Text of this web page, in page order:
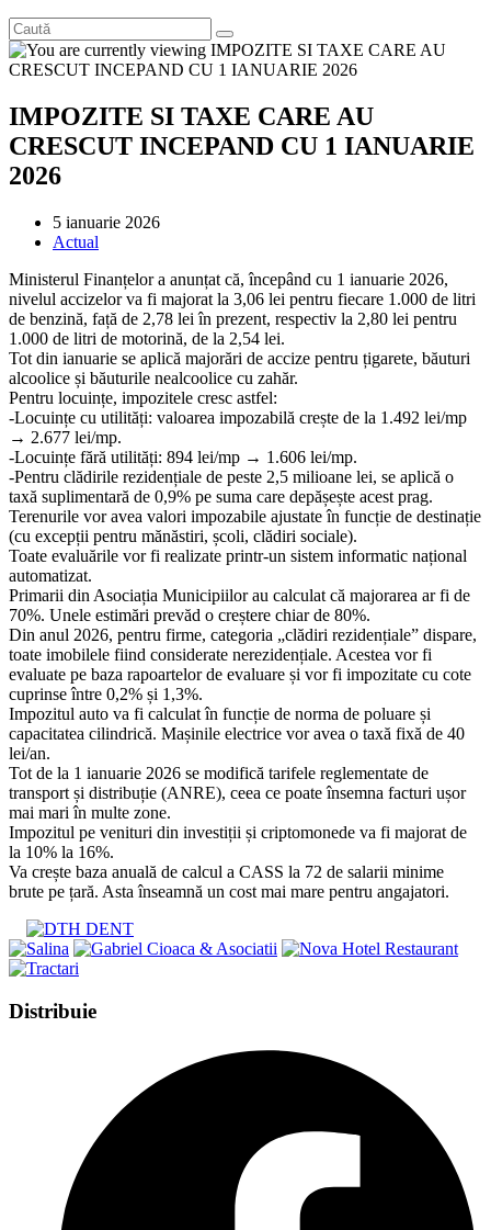
IMPOZITE SI TAXE CARE AU
CRESCUT INCEPAND CU 1 IANUARIE
2026
Post
published:
5 ianuarie 2026
Post
Actual
Ministerul Finanțelor a anunțat că, începând cu 1 ianuarie 2026,
nivelul accizelor va fi majorat la 3,06 lei pentru fiecare 1.000 de litri
de benzină, față de 2,78 lei în prezent, respectiv la 2,80 lei pentru
1.000 de litri de motorină, de la 2,54 lei.
Tot din ianuarie se aplică majorări de accize pentru țigarete, băuturi
alcoolice și băuturile nealcoolice cu zahăr.
Pentru locuințe, impozitele cresc astfel:
-Locuințe cu utilități: valoarea impozabilă crește de la 1.492 lei/mp
→ 2.677 lei/mp.
-Locuințe fără utilități: 894 lei/mp → 1.606 lei/mp.
-Pentru clădirile rezidențiale de peste 2,5 milioane lei, se aplică o
taxă suplimentară de 0,9% pe suma care depășește acest prag.
Terenurile vor avea valori impozabile ajustate în funcție de destinație
(cu excepții pentru mănăstiri, școli, clădiri sociale).
Toate evaluările vor fi realizate printr-un sistem informatic național
automatizat.
Primarii din Asociația Municipiilor au calculat că majorarea ar fi de
70%. Unele estimări prevăd o creștere chiar de 80%.
Din anul 2026, pentru firme, categoria „clădiri rezidențiale” dispare,
toate imobilele fiind considerate nerezidențiale. Acestea vor fi
evaluate pe baza rapoartelor de evaluare și vor fi impozitate cu cote
cuprinse între 0,2% și 1,3%.
Impozitul auto va fi calculat în funcție de norma de poluare și
capacitatea cilindrică. Mașinile electrice vor avea o taxă fixă de 40
lei/an.
Tot de la 1 ianuarie 2026 se modifică tarifele reglementate de
transport și distribuție (ANRE), ceea ce poate însemna facturi ușor
mai mari în multe zone.
Impozitul pe venituri din investiții și criptomonede va fi majorat de
la 10% la 16%.
Va crește baza anuală de calcul a CASS la 72 de salarii minime
brute pe țară. Asta înseamnă un cost mai mare pentru angajatori.
DistribuieShare
window